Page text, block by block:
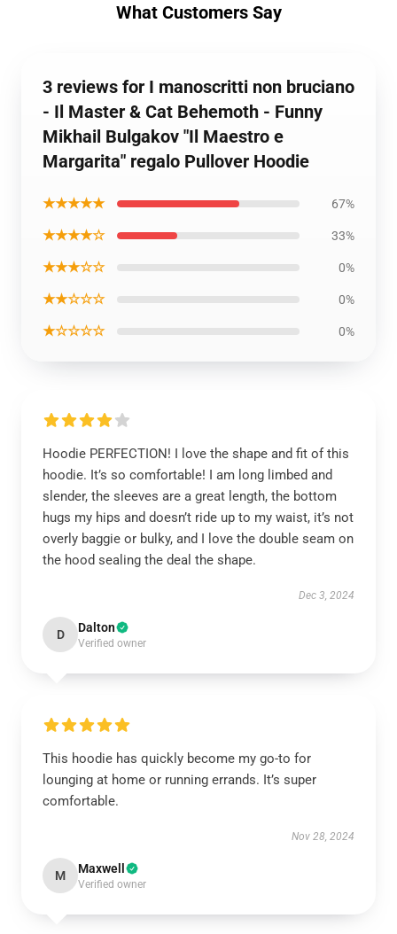
What Customers Say
3 reviews for I manoscritti non bruciano
- Il Master & Cat Behemoth - Funny
Mikhail Bulgakov "Il Maestro e
Margarita" regalo Pullover Hoodie
★★★★★ 67%
★★★★☆ 33%
★★★☆☆ 0%
★★☆☆☆ 0%
★☆☆☆☆ 0%
Hoodie PERFECTION! I love the shape and fit of this
hoodie. It’s so comfortable! I am long limbed and
slender, the sleeves are a great length, the bottom
hugs my hips and doesn’t ride up to my waist, it’s not
overly baggie or bulky, and I love the double seam on
the hood sealing the deal the shape.
Dec 3, 2024
D Dalton
Verified owner
This hoodie has quickly become my go-to for
lounging at home or running errands. It’s super
comfortable.
Nov 28, 2024
M Maxwell
Verified owner